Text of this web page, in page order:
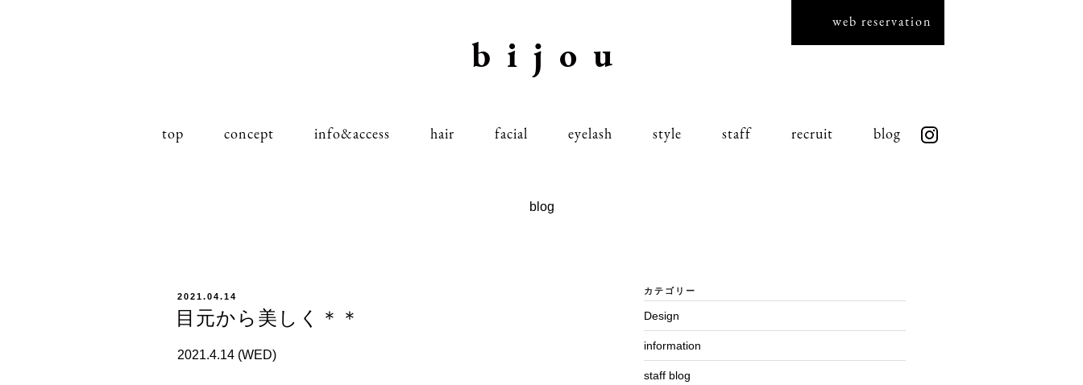
bijou
web reservation
top concept info&access hair facial eyelash style staff recruit blog
blog
投
稿
2021.04.14
目元から美しく＊＊
2021.4.14 (WED)
カテゴリー
Design
information
staff blog